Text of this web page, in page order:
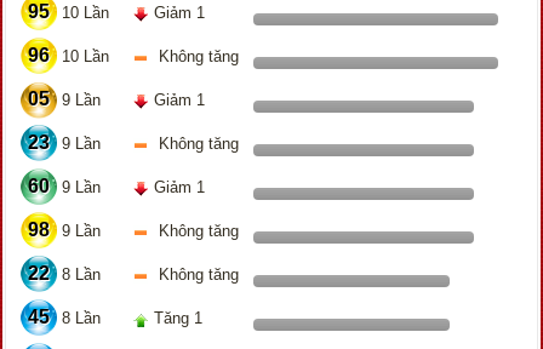
95 10 Lần Giảm 1
96 10 Lần Không tăng
05 9 Lần Giảm 1
23 9 Lần Không tăng
60 9 Lần Giảm 1
98 9 Lần Không tăng
22 8 Lần Không tăng
45 8 Lần Tăng 1